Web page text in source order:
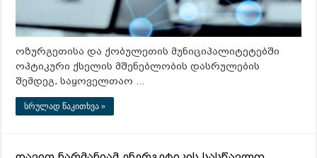
ოზურგეთისა და ქობულეთის მუნიციპალიტეტებში
ოპტიკური ქსელის მშენებლობის დასრულების
შემდეგ, საყოველთაო …
სრულად წაკითხვა »